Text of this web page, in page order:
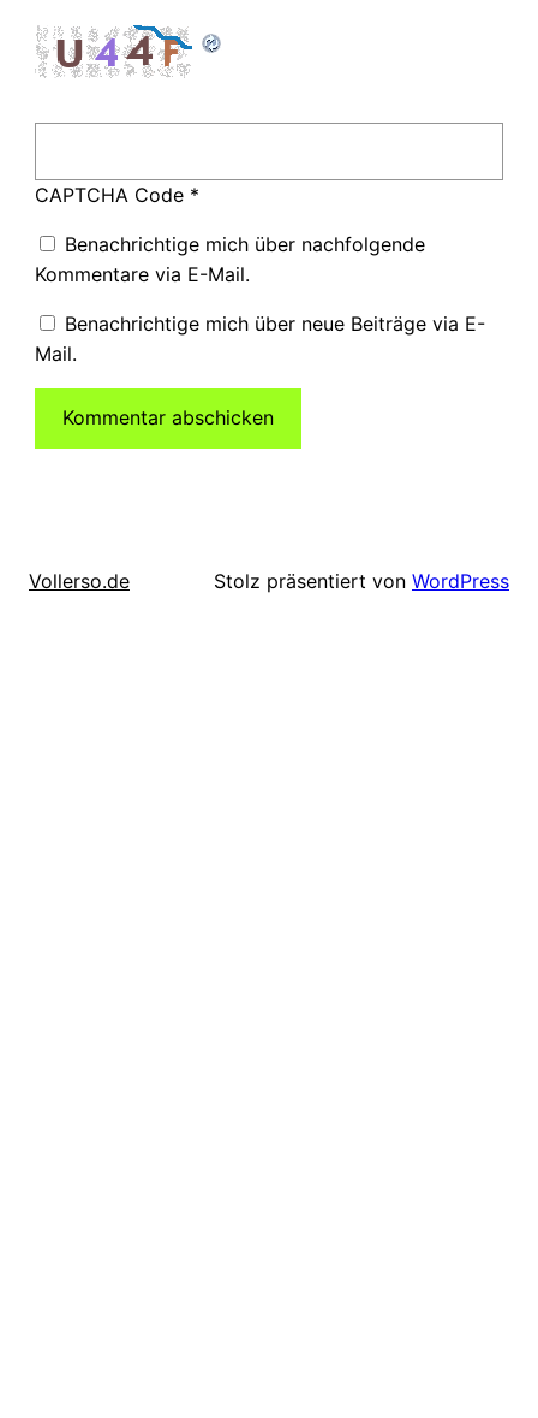
CAPTCHA Code*
Benachrichtige mich über nachfolgende
Kommentare via E-Mail.
Benachrichtige mich über neue Beiträge via E-
Mail.
Vollerso.de Stolz präsentiert von WordPress